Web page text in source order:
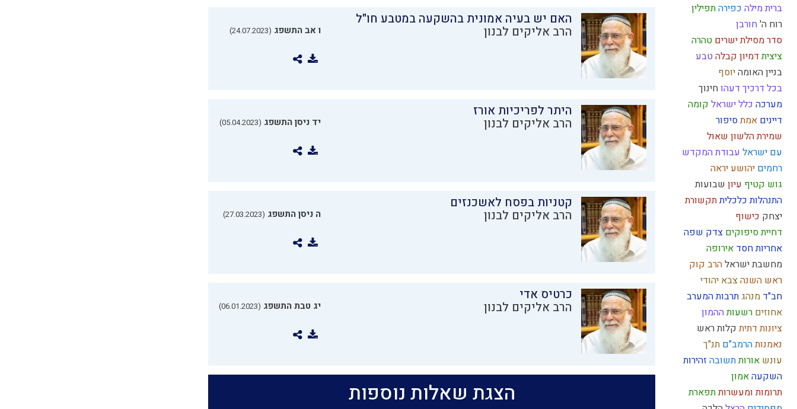
ברית מילה כפירהתפילין
רוח ה' חורבן
סדר מסילת ישרים טהרה
ציציתדמיון קבלה טבע
בניין האומהיוסף
בכל דרכיך דעהוחינוך
מערכה כלל ישראל קומה
דיינים אמתסיפור
שמירת הלשון שאול
עם ישראל עבודת המקדש
רחמים יהושע יראה
גוש קטיף עיון שבועות
התנהלות כלכליתתקשורת
יצחק כישוף
דחיית סיפוקים צדק שפה
אחריותחסד אירופה
מחשבת ישראלהרב קוק
ראש השנהצבא יהודי
חב"ד מנהגתרבות המערב
אחוזים רשעותההמון
ציונות דתיתקלות ראש
נאמנותהרמב"ם תנ"ך
עונש אורותתשובה זהירות
השקעהאמון
תרומות ומעשרותתפארת
האם יש בעיה אמונית בהשקעה במטבע חו"ל
הרב אליקים לבנון ו אב התשפג (24.07.2023)
היתר לפריכיות אורז
הרב אליקים לבנון יד ניסן התשפג (05.04.2023)
קטניות בפסח לאשכנזים
הרב אליקים לבנון ה ניסן התשפג (27.03.2023)
כרטיס אדי
הרב אליקים לבנון יג טבת התשפג (06.01.2023)
הצגת שאלות נוספות